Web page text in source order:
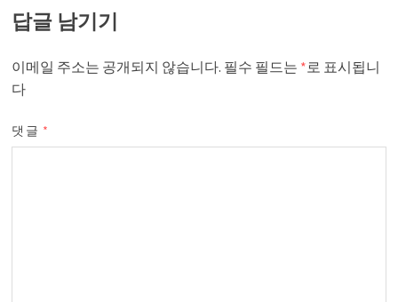
답글 남기기
이메일 주소는 공개되지 않습니다. 필수 필드는 *로 표시됩니
다
댓글 *